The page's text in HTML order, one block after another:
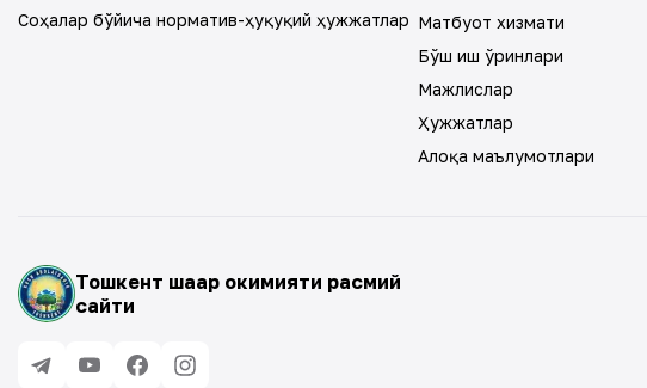
Соҳалар бўйича норматив-ҳуқуқий ҳужжатлар Матбуот хизмати
Бўш иш ўринлари
Мажлислар
Ҳужжатлар
Алоқа маълумотлари
Тошкент шаҳар ҳокимияти расмий
сайти